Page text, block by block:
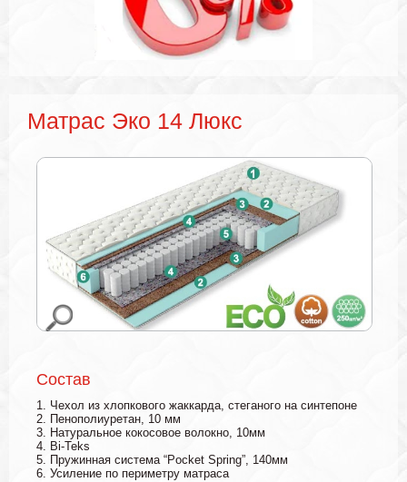
Матрас Эко 14 Люкс
Состав
1. Чехол из хлопкового жаккарда, стеганого на синтепоне
2. Пенополиуретан, 10 мм
3. Натуральное кокосовое волокно, 10мм
4. Bi-Teks
5. Пружинная система “Pocket Spring”, 140мм
6. Усиление по периметру матраса